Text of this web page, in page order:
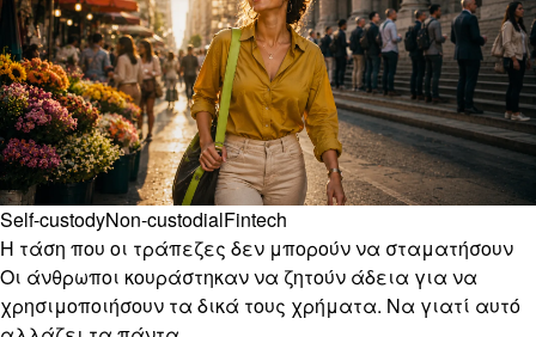
Self-custodyNon-custodialFintech
Η τάση που οι τράπεζες δεν μπορούν να σταματήσουν
Οι άνθρωποι κουράστηκαν να ζητούν άδεια για να
χρησιμοποιήσουν τα δικά τους χρήματα. Να γιατί αυτό